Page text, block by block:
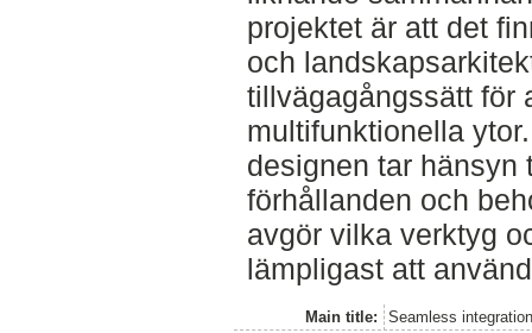
projektet är att det
och
tillvägagångssätt för
multifunktionella
designen tar hänsyn
förhållanden och
avgör vilka verktyg
lämpligast att
Main title:
Seamless